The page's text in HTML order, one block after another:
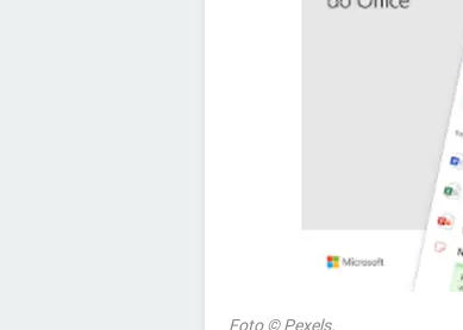
Foto © Pexels.